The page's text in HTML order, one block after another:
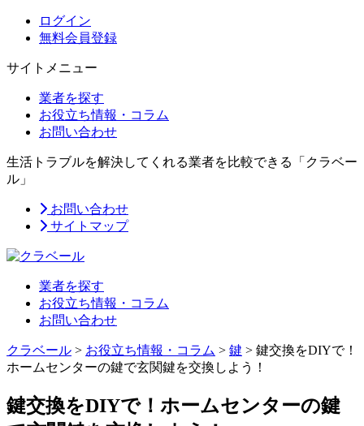
ログイン
無料会員登録
サイトメニュー
業者を探す
お役立ち情報・コラム
お問い合わせ
生活トラブルを解決してくれる業者を比較できる「クラベー
ル」
お問い合わせ
サイトマップ
業者を探す
お役立ち情報・コラム
お問い合わせ
クラベール > お役立ち情報・コラム > 鍵 > 鍵交換をDIYで！
ホームセンターの鍵で玄関鍵を交換しよう！
鍵交換をDIYで！ホームセンターの鍵